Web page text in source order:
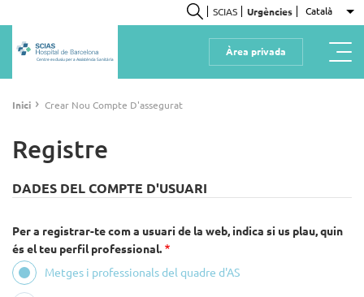
al
contingut
Cerca
SCIAS Urgències Català
Centre exclusiu per a Assistència Sanitària
Àrea privada
Fil
Inici › Crear Nou Compte D'assegurat
Registre
DADES DEL COMPTE D'USUARI
Per a registrar-te com a usuari de la web, indica si us plau, quin
és el teu perfil professional.
Metges i professionals del quadre d'AS